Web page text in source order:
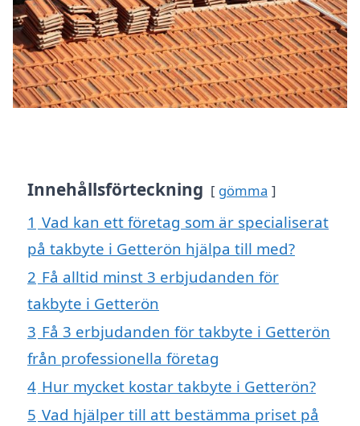
Innehållsförteckning gömma
1 Vad kan ett företag som är specialiserat
på takbyte i Getterön hjälpa till med?
2 Få alltid minst 3 erbjudanden för
takbyte i Getterön
3 Få 3 erbjudanden för takbyte i Getterön
från professionella företag
4 Hur mycket kostar takbyte i Getterön?
5 Vad hjälper till att bestämma priset på